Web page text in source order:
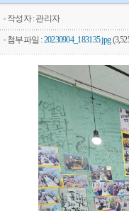
작성자 : 관리자
첨부파일 :20230904_183135.jpg